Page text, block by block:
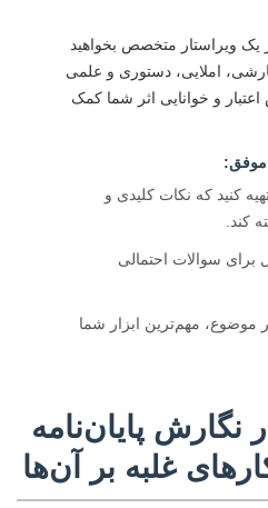
یک ویراستار متخصص بخواهید
املایی، دستوری و علمی
اعتبار و خوانایی اثر شما کمک
موفق:
کنید که نکات کلیدی و
کند.
سوالات احتمالی
موضوع، مهم‌ترین ابزار شما
پایان‌نامه
غلبه بر آن‌ها